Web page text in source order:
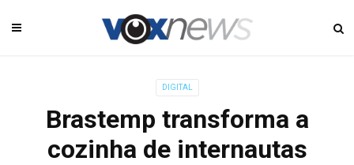
DIGITAL
Brastemp transforma a
cozinha de internautas